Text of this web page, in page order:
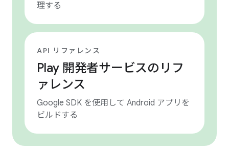
理する
API リファレンス
Play 開発者サービスのリフ
ァレンス
Google SDK を使用して Android アプリを
ビルドする